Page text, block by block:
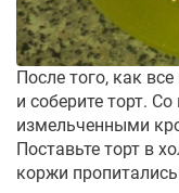
После того, как
и соберите торт.
измельченными
Поставьте торт в
коржи